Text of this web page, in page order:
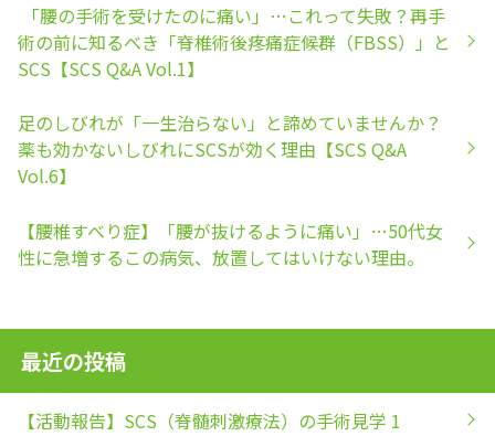
「腰の手術を受けたのに痛い」…これって失敗？再手
術の前に知るべき「脊椎術後疼痛症候群（FBSS）」と
SCS【SCS Q&A Vol.1】
足のしびれが「一生治らない」と諦めていませんか？
薬も効かないしびれにSCSが効く理由【SCS Q&A
Vol.6】
【腰椎すべり症】「腰が抜けるように痛い」…50代女
性に急増するこの病気、放置してはいけない理由。
最近の投稿
【活動報告】SCS（脊髄刺激療法）の手術見学 1